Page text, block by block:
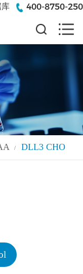
400-8750-250
/ DLL3 CHO